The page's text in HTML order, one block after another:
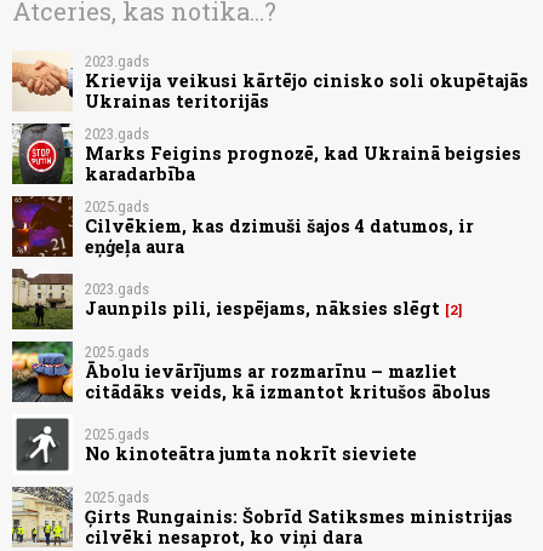
Atceries, kas notika...?
2023.gads
Krievija veikusi kārtējo cinisko soli okupētajās
Ukrainas teritorijās
2023.gads
Marks Feigins prognozē, kad Ukrainā beigsies
karadarbība
2025.gads
Cilvēkiem, kas dzimuši šajos 4 datumos, ir
eņģeļa aura
2023.gads
Jaunpils pili, iespējams, nāksies slēgt 2
2025.gads
Ābolu ievārījums ar rozmarīnu – mazliet
citādāks veids, kā izmantot kritušos ābolus
2025.gads
No kinoteātra jumta nokrīt sieviete
2025.gads
Ģirts Rungainis: Šobrīd Satiksmes ministrijas
cilvēki nesaprot, ko viņi dara